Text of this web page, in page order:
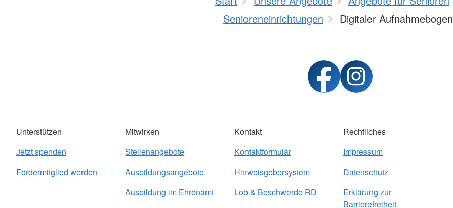
Senioreneinrichtungen
Digitaler Aufnahmebogen
Unterstützen
Jetzt spenden
Fördermitglied werden
Mitwirken
Stellenangebote
Ausbildungsangebote
Ausbildung im Ehrenamt
Kontakt
Kontaktformular
Hinweisgebersystem
Lob & Beschwerde RD
Rechtliches
Impressum
Datenschutz
Erklärung zur
Barrierefreiheit